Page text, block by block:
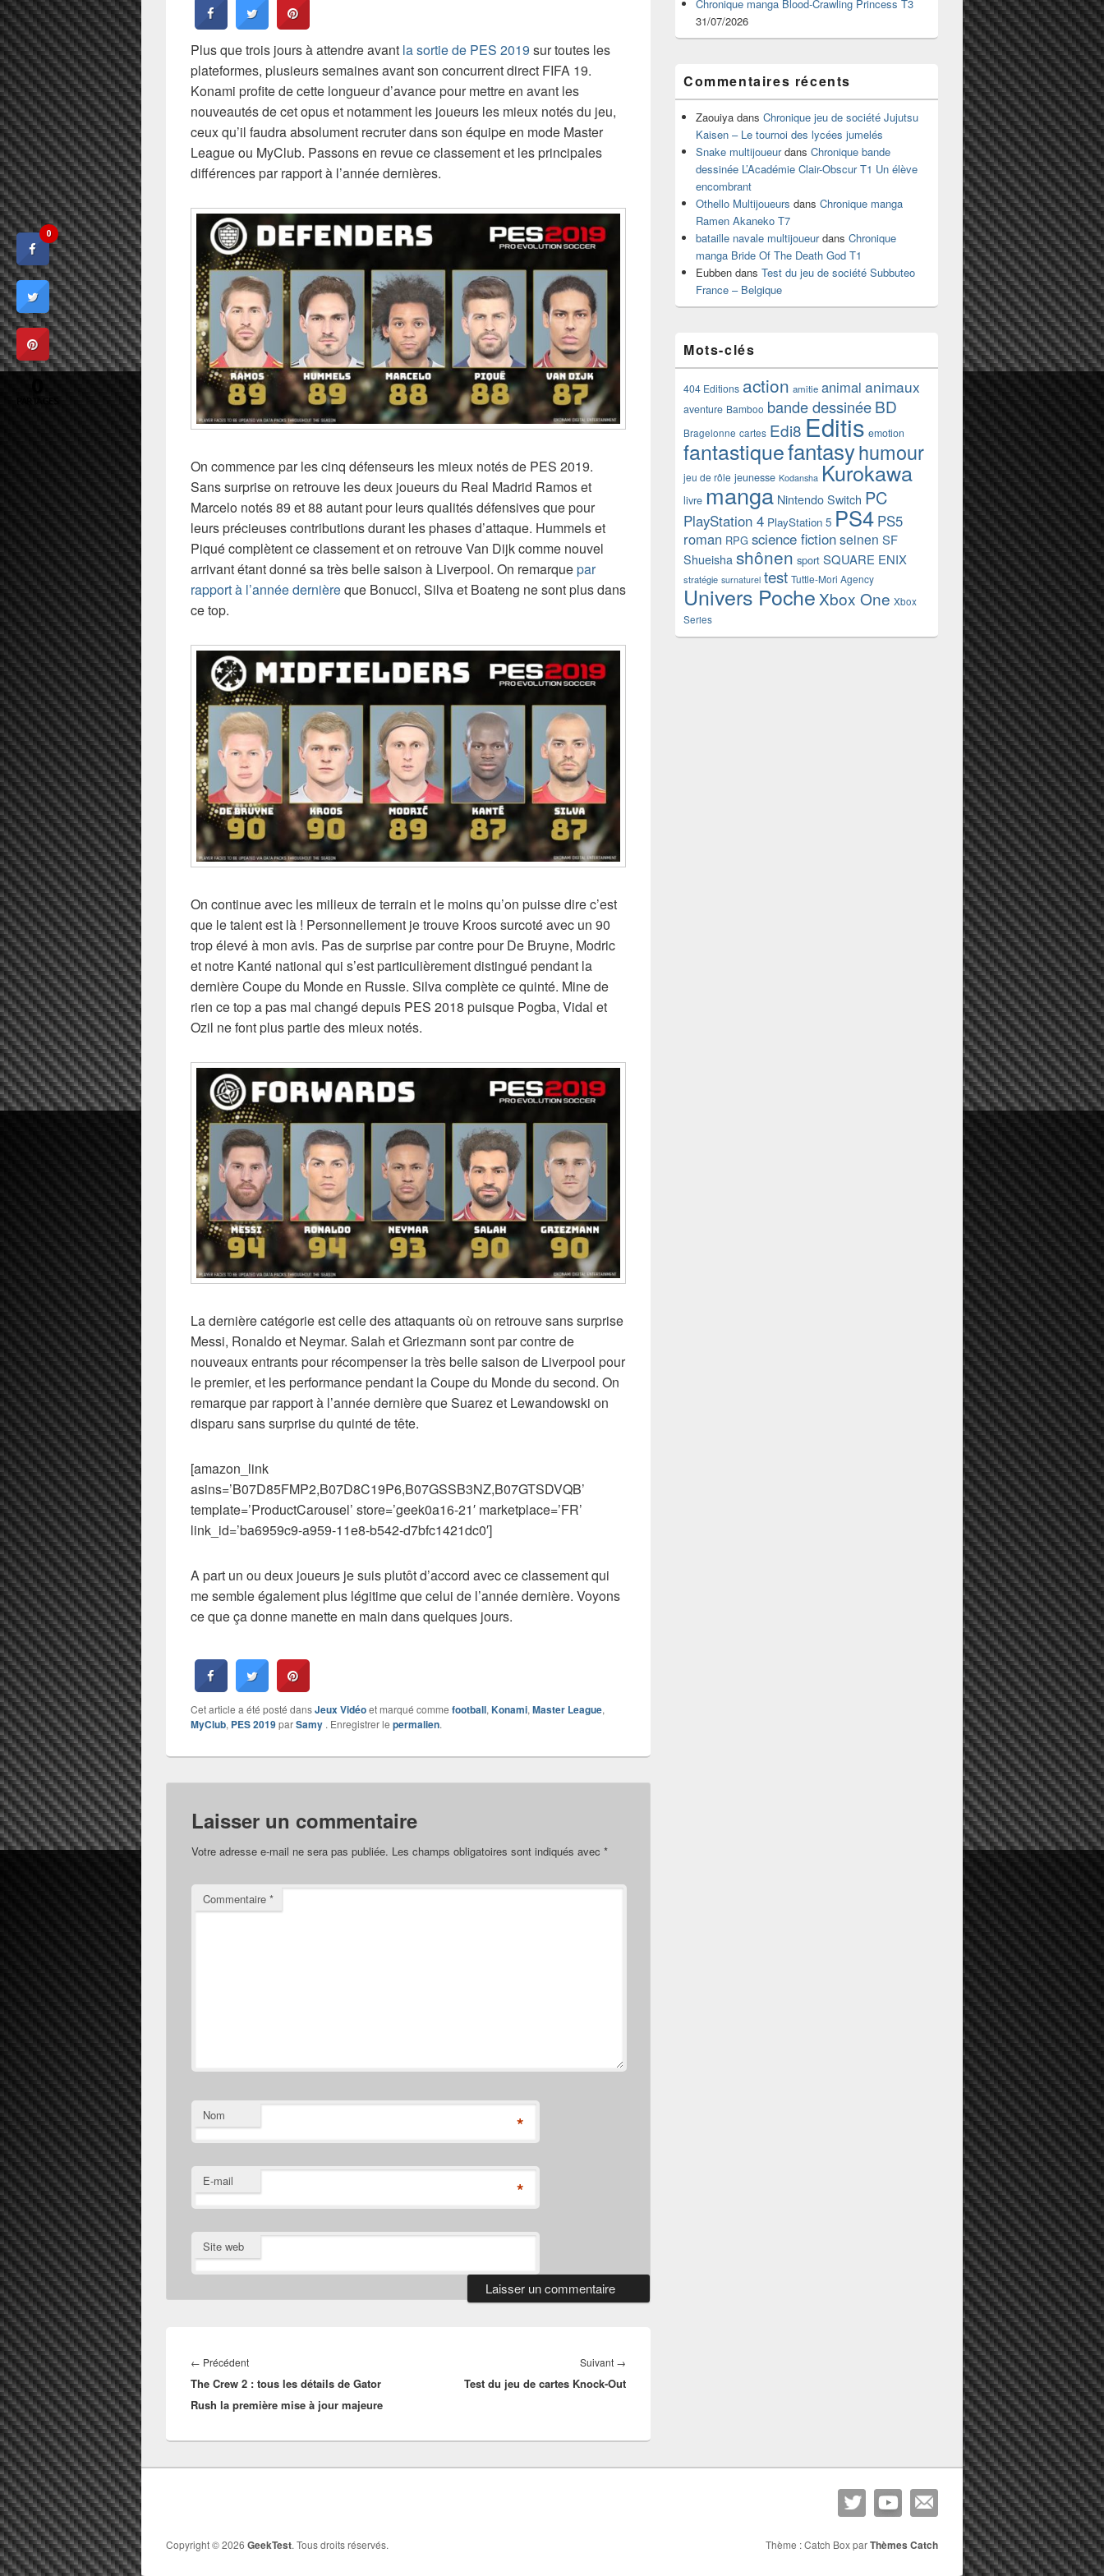
Plus que trois jours à attendre avant la sortie de PES 2019 sur toutes les
plateformes, plusieurs semaines avant son concurrent direct FIFA 19.
Konami profite de cette longueur d’avance pour mettre en avant les
nouveautés de cet opus et notamment les joueurs les mieux notés du jeu,
ceux qu’il faudra absolument recruter dans son équipe en mode Master
League ou MyClub. Passons en revue ce classement et les principales
différences par rapport à l’année dernières.
On commence par les cinq défenseurs les mieux notés de PES 2019.
Sans surprise on retrouve les deux joueurs du Real Madrid Ramos et
Marcelo notés 89 et 88 autant pour leurs qualités défensives que pour
leurs précieuses contributions durant les phases d’attaque. Hummels et
Piqué complètent ce classement et on retrouve Van Dijk comme nouvel
arrivant étant donné sa très belle saison à Liverpool. On remarquepar
rapport à l’année dernièreque Bonucci, Silva et Boateng ne sont plus dans
ce top.
On continue avec les milieux de terrain et le moins qu’on puisse dire c’est
que le talent est là ! Personnellement je trouve Kroos surcoté avec un 90
trop élevé à mon avis. Pas de surprise par contre pour De Bruyne, Modric
et notre Kanté national qui s’est particulièrement distingué pendant la
dernière Coupe du Monde en Russie. Silva complète ce quinté. Mine de
rien ce top a pas mal changé depuis PES 2018 puisque Pogba, Vidal et
Ozil ne font plus partie des mieux notés.
La dernière catégorie est celle des attaquants où on retrouve sans surprise
Messi, Ronaldo et Neymar. Salah et Griezmann sont par contre de
nouveaux entrants pour récompenser la très belle saison de Liverpool pour
le premier, et les performance pendant la Coupe du Monde du second. On
remarque par rapport à l’année dernière que Suarez et Lewandowski on
disparu sans surprise du quinté de tête.
[amazon_link
asins=’B07D85FMP2,B07D8C19P6,B07GSSB3NZ,B07GTSDVQB’
template=’ProductCarousel’ store=’geek0a16-21′ marketplace=’FR’
link_id=’ba6959c9-a959-11e8-b542-d7bfc1421dc0′]
A part un ou deux joueurs je suis plutôt d’accord avec ce classement qui
me semble également plus légitime que celui de l’année dernière. Voyons
ce que ça donne manette en main dans quelques jours.
Cet article a été posté dansJeux Vidéoet marqué comme football, Konami, Master League,
MyClub, PES 2019parSamy . Enregistrer le permalien.
Laisser un commentaire
Votre adresse e-mail ne sera pas publiée. Les champs obligatoires sont indiqués avec *
Commentaire *
Nom *
E-mail *
Site web
de
l’article
← PrécédentArticle
précédent :
The Crew 2 : tous les détails de Gator
Rush la première mise à jour majeure
Suivant →
suivant :
Test du jeu de cartes Knock-Out
Chronique manga Blood-Crawling Princess T3
31/07/2026
Commentaires récents
Zaouiya dans Chronique jeu de société Jujutsu
Kaisen – Le tournoi des lycées jumelés
Snake multijoueurdans Chronique bande
dessinée L’Académie Clair-Obscur T1 Un élève
encombrant
Othello Multijoueurs dans Chronique manga
Ramen Akaneko T7
bataille navale multijoueurdans Chronique
manga Bride Of The Death God T1
Eubben dans Test du jeu de société Subbuteo
France – Belgique
Mots-clés
404 Editions action amitie animal animaux
aventure Bamboo bande dessinéeBD
Bragelonne cartes Edi8 Editis emotion
fantastiquefantasyhumour
jeu de rôle jeunesse Kodansha Kurokawa
livre manga Nintendo Switch PC
PlayStation 4 PlayStation 5 PS4 PS5
roman RPG science fictionseinen SF
Shueisha shônen sport SQUARE ENIX
stratégie surnaturel test Tuttle-Mori Agency
Univers Poche Xbox One Xbox
Series
Copyright © 2026 GeekTest. Tous droits réservés. Thème : Catch Box parThèmes Catch
0